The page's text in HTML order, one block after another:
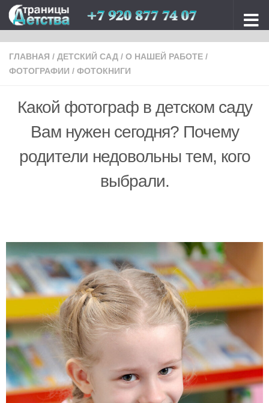
Перейти к содержимому
ГЛАВНАЯ / ДЕТСКИЙ САД / О НАШЕЙ РАБОТЕ /
ФОТОГРАФИИ / ФОТОКНИГИ
Какой фотограф в детском саду
Вам нужен сегодня? Почему
родители недовольны тем, кого
выбрали.